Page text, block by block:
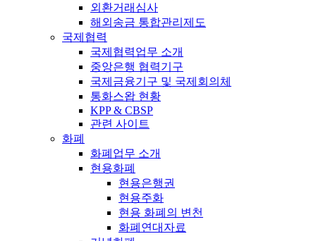
외환거래심사
해외송금 통합관리제도
국제협력
국제협력업무 소개
중앙은행 협력기구
국제금융기구 및 국제회의체
통화스왑 현황
KPP & CBSP
관련 사이트
화폐
화폐업무 소개
현용화폐
현용은행권
현용주화
현용 화폐의 변천
화폐연대자료